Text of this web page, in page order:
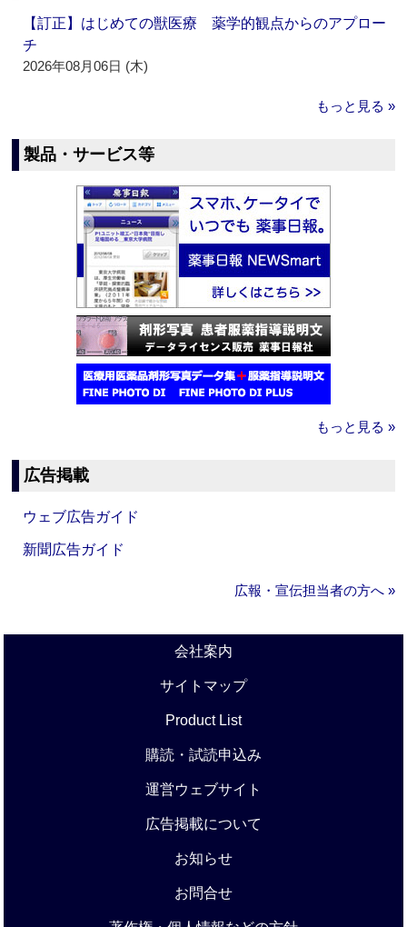
【訂正】はじめての獣医療 薬学的観点からのアプロー
チ
2026年08月06日 (木)
もっと見る »
製品・サービス等
もっと見る »
広告掲載
ウェブ広告ガイド
新聞広告ガイド
広報・宣伝担当者の方へ »
会社案内
サイトマップ
Product List
購読・試読申込み
運営ウェブサイト
広告掲載について
お知らせ
お問合せ